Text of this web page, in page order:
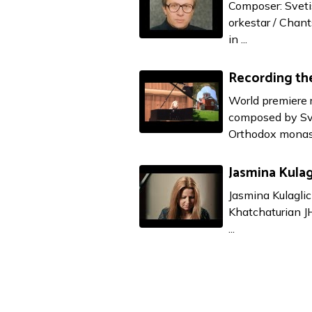
Composer:
orkestar /
in ...
Recording
World premiere
composed by
Orthodox
Jasmina
Jasmina
Khatchaturian
...